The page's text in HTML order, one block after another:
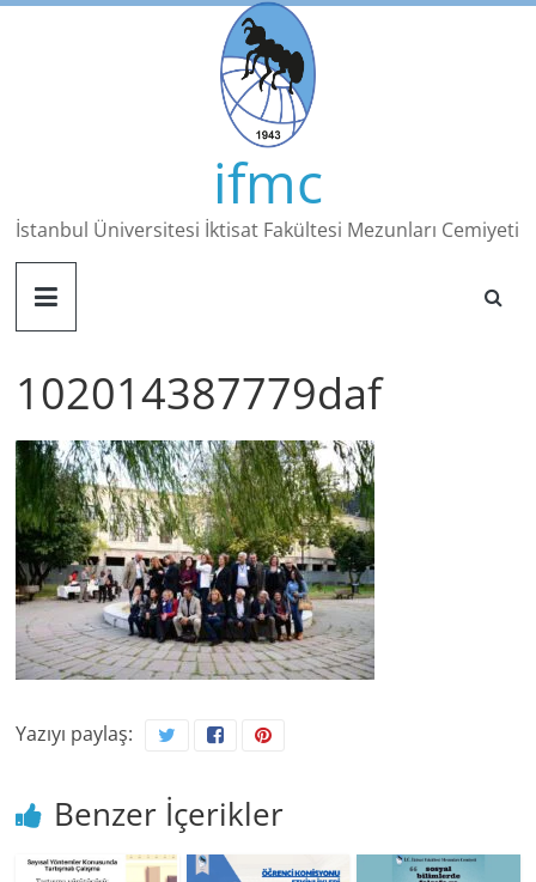
Skip
ifmc
İstanbul Üniversitesi İktisat Fakültesi Mezunları Cemiyeti
102014387779daf
Yazıyı paylaş:
Benzer İçerikler